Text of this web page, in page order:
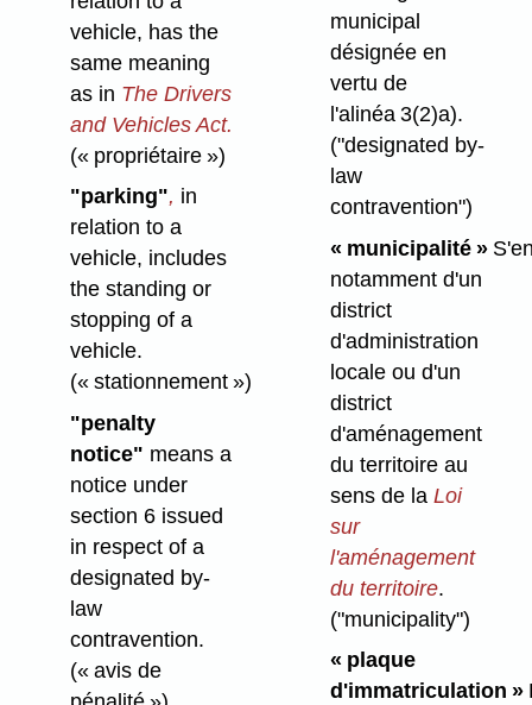
vehicle, has the
same meaning
as in The Drivers
and Vehicles Act.
(« propriétaire »)
"parking", in
relation to a
vehicle, includes
the standing or
stopping of a
vehicle.
(« stationnement »)
"penalty
notice" means a
notice under
section 6 issued
in respect of a
designated by-
law
contravention.
(« avis de
municipal
désignée en
vertu de
l'alinéa 3(2)a).
("designated by-
law
contravention")
« municipalité »
notamment d'un
district
d'administration
locale ou d'un
district
d'aménagement
du territoire au
sens de la Loi
sur
l'aménagement
du territoire.
("municipality")
« plaque
d'immatriculation »